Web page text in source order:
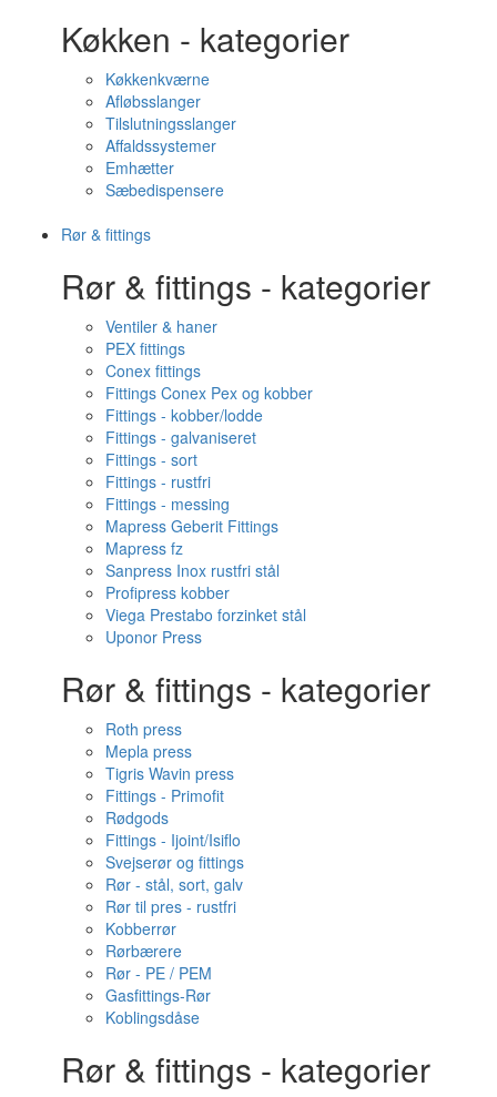
Køkken - kategorier
Køkkenkværne
Afløbsslanger
Tilslutningsslanger
Affaldssystemer
Emhætter
Sæbedispensere
Rør & fittings
Rør & fittings - kategorier
Ventiler & haner
PEX fittings
Conex fittings
Fittings Conex Pex og kobber
Fittings - kobber/lodde
Fittings - galvaniseret
Fittings - sort
Fittings - rustfri
Fittings - messing
Mapress Geberit Fittings
Mapress fz
Sanpress Inox rustfri stål
Profipress kobber
Viega Prestabo forzinket stål
Uponor Press
Rør & fittings - kategorier
Roth press
Mepla press
Tigris Wavin press
Fittings - Primofit
Rødgods
Fittings - Ijoint/Isiflo
Svejserør og fittings
Rør - stål, sort, galv
Rør til pres - rustfri
Kobberrør
Rørbærere
Rør - PE / PEM
Gasfittings-Rør
Koblingsdåse
Rør & fittings - kategorier